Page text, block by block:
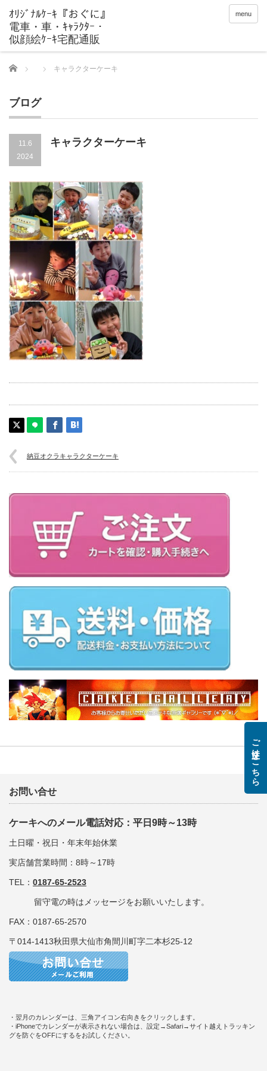
menu
Home キャラクターケーキ
ブログ
11.6
2024
キャラクターケーキ
納豆オクラキャラクターケーキ
お問い合せ
ケーキへのメール電話対応：平日9時～13時
土日曜・祝日・年末年始休業
実店舗営業時間：8時～17時
TEL： 0187-65-2523
留守電の時はメッセージをお願いいたします。
FAX：0187-65-2570
〒014-1413秋田県大仙市角間川町字二本杉25-12
・翌月のカレンダーは、三角アイコン右向きをクリックします。
・iPhoneでカレンダーが表示されない場合は、設定→Safari→サイト越えトラッキン
グを防ぐをOFFにするをお試しください。
ご注文はこちら